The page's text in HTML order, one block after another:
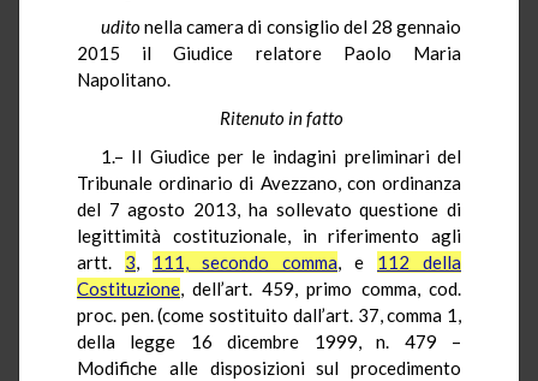
uditonella camera di consiglio del 28 gennaio
2015 il Giudice relatore Paolo Maria
Napolitano.
Ritenuto in fatto
1.– Il Giudice per le indagini preliminari del
Tribunale ordinario di Avezzano, con ordinanza
del 7 agosto 2013, ha sollevato questione di
legittimità costituzionale, in riferimento agli
artt. 3, 111, secondo comma, e 112 della
Costituzione, dell’art. 459, primo comma, cod.
proc. pen. (come sostituito dall’art. 37, comma 1,
della legge 16 dicembre 1999, n. 479 –
Modifiche alle disposizioni sul procedimento